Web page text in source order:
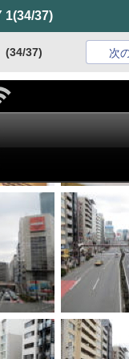
1(34/37)
(34/37) 次